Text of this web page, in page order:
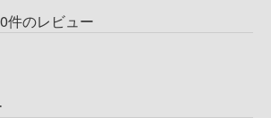
0件のレビュー